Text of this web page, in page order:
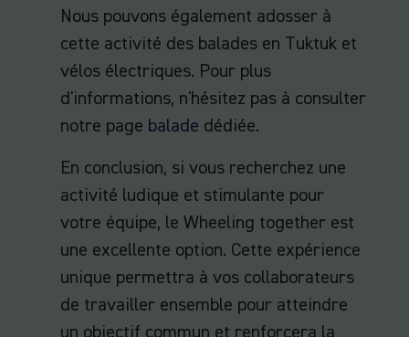
Nous pouvons également adosser à
cette activité des balades en Tuktuk et
vélos électriques. Pour plus
d'informations, n'hésitez pas à consulter
notre page balade dédiée.
En conclusion, si vous recherchez une
activité ludique et stimulante pour
votre équipe, le Wheeling together est
une excellente option. Cette expérience
unique permettra à vos collaborateurs
de travailler ensemble pour atteindre
un objectif commun et renforcera la